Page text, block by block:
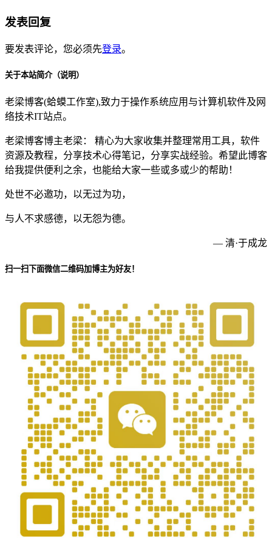
发表回复
要发表评论，您必须先登录。
关于本站简介（说明）
老梁博客(蛤蟆工作室),致力于操作系统应用与计算机软件及网
络技术IT站点。
老梁博客博主老梁： 精心为大家收集并整理常用工具，软件
资源及教程，分享技术心得笔记，分享实战经验。希望此博客
给我提供便利之余，也能给大家一些或多或少的帮助！
处世不必邀功，以无过为功，
与人不求感德，以无怨为德。
— 清·于成龙
扫一扫下面微信二维码加博主为好友！